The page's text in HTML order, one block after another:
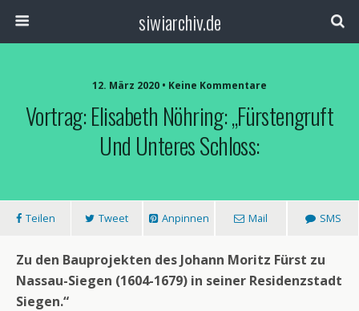
siwiarchiv.de
12. März 2020 • Keine Kommentare
Vortrag: Elisabeth Nöhring: „Fürstengruft
Und Unteres Schloss:
Teilen Tweet Anpinnen Mail SMS
Zu den Bauprojekten des Johann Moritz Fürst zu
Nassau-Siegen (1604-1679) in seiner Residenzstadt
Siegen.“